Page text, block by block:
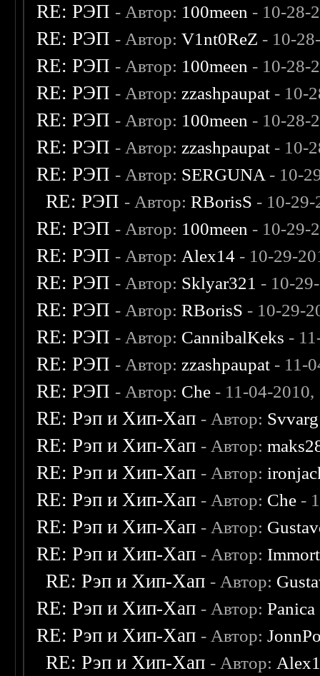
RE: РЭП - Автор: 100meen - 10-28-
RE: РЭП - Автор:V1nt0ReZ - 10-
RE: РЭП - Автор: 100meen - 10-28-
RE: РЭП - Автор: zzashpaupat - 10-
RE: РЭП - Автор: 100meen - 10-28-
RE: РЭП - Автор: zzashpaupat - 10-
RE: РЭП - Автор: SERGUNA - 10-
RE: РЭП - Автор:RBorisS - 10-
RE: РЭП - Автор: 100meen - 10-29-
RE: РЭП - Автор: Alex14 - 10-29-
RE: РЭП - Автор: Sklyar321 - 10-
RE: РЭП - Автор:RBorisS - 10-29-
RE: РЭП - Автор: CannibalKeks -
RE: РЭП - Автор: zzashpaupat - 11-
RE: РЭП - Автор: Che - 11-04-
RE: Рэп и Хип-Хап - Автор: Svvarg
RE: Рэп и Хип-Хап - Автор:
RE: Рэп и Хип-Хап - Автор:
RE: Рэп и Хип-Хап - Автор: Che -
RE: Рэп и Хип-Хап - Автор:
RE: Рэп и Хип-Хап - Автор:
RE: Рэп и Хип-Хап - Автор:
RE: Рэп и Хип-Хап - Автор:Panica
RE: Рэп и Хип-Хап - Автор:
RE: Рэп и Хип-Хап - Автор: